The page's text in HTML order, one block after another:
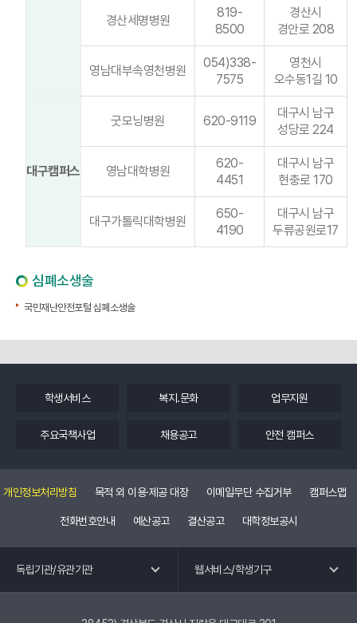
경산세명병원
819-
8500
경산시
경안로 208
영남대부속영천병원
054)338-
7575
영천시
오수동1길 10
대구캠퍼스
굿모닝병원 620-9119
대구시 남구
성당로 224
영남대학병원
620-
4451
대구시 남구
현충로 170
대구가톨릭대학병원
650-
4190
대구시 남구
두류공원로17
심폐소생술
국민재난안전포털 심폐소생술
학생서비스 복지.문화 업무지원
주요국책사업 채용공고 안전 캠퍼스
개인정보처리방침 목적 외 이용·제공 대장 이메일무단 수집거부 캠퍼스맵
전화번호안내 예산공고 결산공고 대학정보공시
독립기관/유관기관
교수회
노동조합
웹서비스/학생기구
공학교육혁신센터
국제교류.외국어특강